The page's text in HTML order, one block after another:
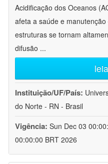
Acidificação dos Oceanos
afeta a saúde e
estruturas se tornam
difusão ...
Instituição/UF/País:
do Norte - RN - Brasil
Vigência: Sun Dec 03
00:00:00 BRT 2026